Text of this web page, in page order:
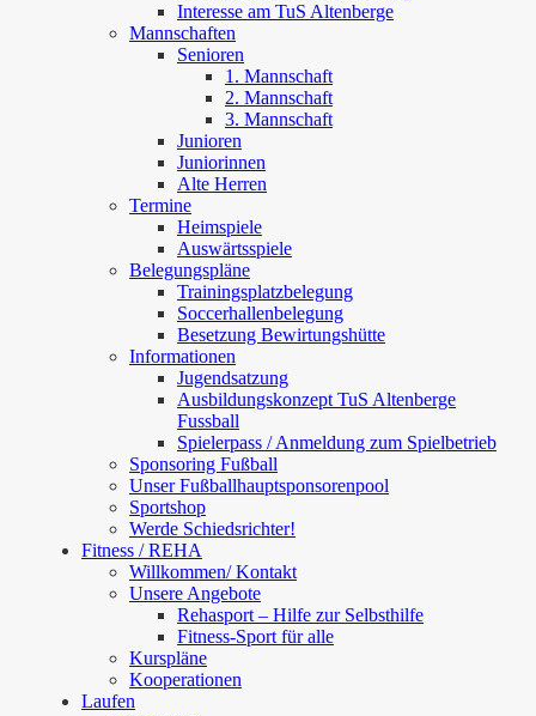
Interesse am TuS Altenberge
Mannschaften
Senioren
1. Mannschaft
2. Mannschaft
3. Mannschaft
Junioren
Juniorinnen
Alte Herren
Termine
Heimspiele
Auswärtsspiele
Belegungspläne
Trainingsplatzbelegung
Soccerhallenbelegung
Besetzung Bewirtungshütte
Informationen
Jugendsatzung
Ausbildungskonzept TuS Altenberge
Fussball
Spielerpass / Anmeldung zum Spielbetrieb
Sponsoring Fußball
Unser Fußballhauptsponsorenpool
Sportshop
Werde Schiedsrichter!
Fitness / REHA
Willkommen/ Kontakt
Unsere Angebote
Rehasport – Hilfe zur Selbsthilfe
Fitness-Sport für alle
Kurspläne
Kooperationen
Laufen